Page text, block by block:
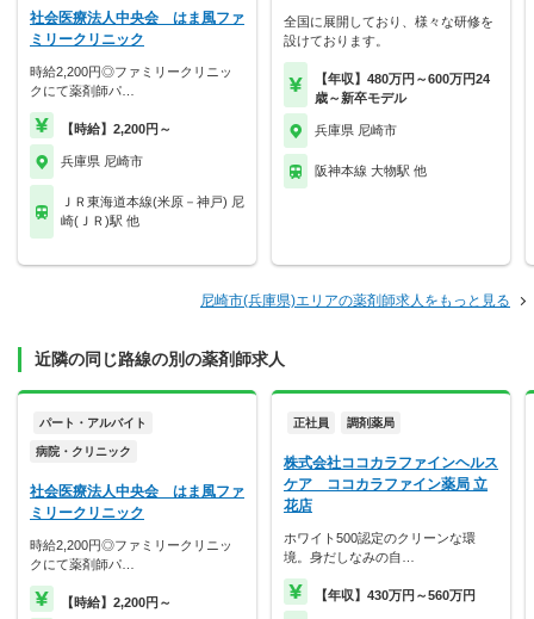
社会医療法人中央会 はま風ファ
ミリークリニック
時給2,200円◎ファミリークリニッ
クにて薬剤師パ…
【時給】2,200円～
兵庫県 尼崎市
ＪＲ東海道本線(米原－神戸) 尼
崎(ＪＲ)駅 他
全国に展開しており、様々な研修を
設けております。
【年収】480万円～600万円24
歳～新卒モデル
兵庫県 尼崎市
阪神本線 大物駅 他
尼崎市(兵庫県)エリアの薬剤師求人をもっと見る
近隣の同じ路線の別の薬剤師求人
パート・アルバイト
病院・クリニック
社会医療法人中央会 はま風ファ
ミリークリニック
時給2,200円◎ファミリークリニッ
クにて薬剤師パ…
【時給】2,200円～
正社員 調剤薬局
株式会社ココカラファインヘルス
ケア ココカラファイン薬局 立
花店
ホワイト500認定のクリーンな環
境。身だしなみの自…
【年収】430万円～560万円